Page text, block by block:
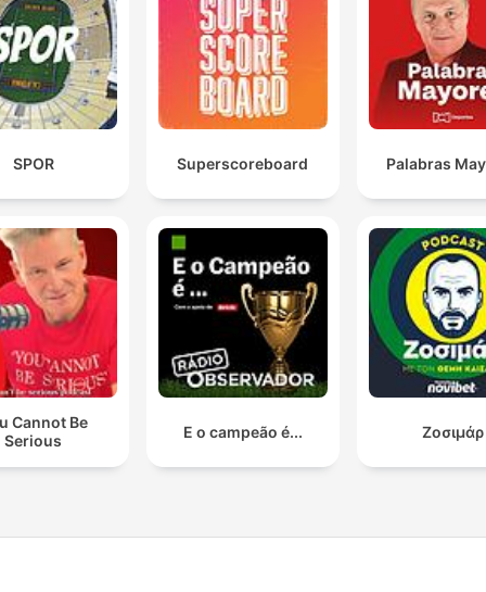
SPOR Superscoreboard Palabras
Cannot Be
Serious
E o campeão é... Ζοσιμάρ